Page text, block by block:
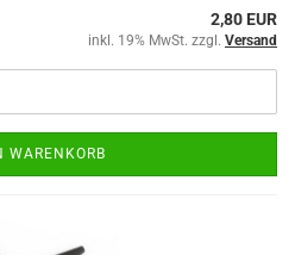
2,80 EUR
inkl. 19% MwSt. zzgl. Versand
WARENKORB